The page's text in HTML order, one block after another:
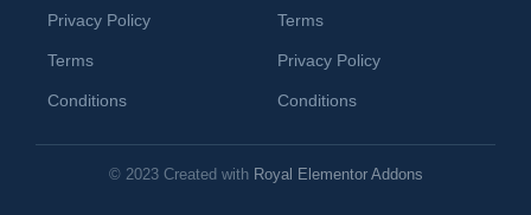
Privacy Policy
Terms
Conditions
Terms
Privacy Policy
Conditions
© 2023 Created with Royal Elementor Addons